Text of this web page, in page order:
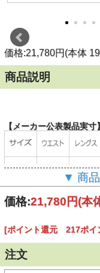
価格:21,780円(本体
商品説明
【メーカー公表製品実
▼ 商
価格:21,780円(本
[ポイント還元 217ポイ
注文